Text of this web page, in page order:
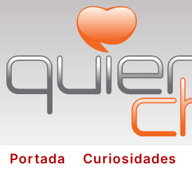
Portada Curiosidades